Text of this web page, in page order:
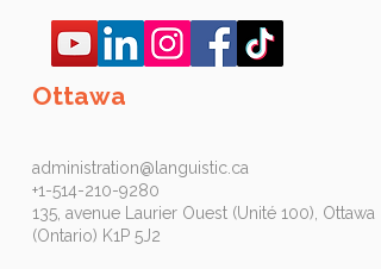
Ottawa
administration@languistic.ca
+1-514-210-9280
135, avenue Laurier Ouest (Unité 100), Ottawa
(Ontario) K1P 5J2